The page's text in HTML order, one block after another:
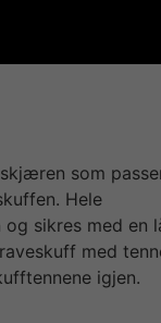
som
Hele
sikres med en
med
igjen.